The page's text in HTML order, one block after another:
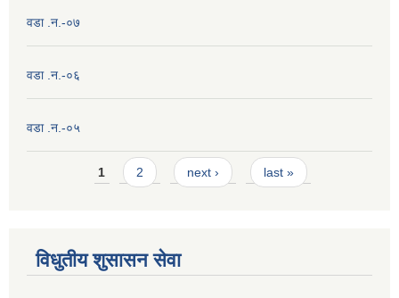
वडा .न.-०७
वडा .न.-०६
वडा .न.-०५
Pages1 2 next › last »
विधुतीय शुसासन सेवा